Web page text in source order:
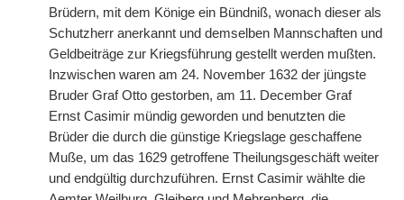
Brüdern, mit dem Könige ein Bündniß, wonach dieser als
Schutzherr anerkannt und demselben Mannschaften und
Geldbeiträge zur Kriegsführung gestellt werden mußten.
Inzwischen waren am 24. November 1632 der jüngste
Bruder Graf Otto gestorben, am 11. December Graf
Ernst Casimir mündig geworden und benutzten die
Brüder die durch die günstige Kriegslage geschaffene
Muße, um das 1629 getroffene Theilungsgeschäft weiter
und endgültig durchzuführen. Ernst Casimir wählte die